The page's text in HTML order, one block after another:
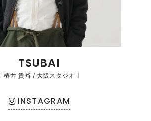
TSUBAI
［ 椿井 貴裕 / 大阪スタジオ ］
INSTAGRAM